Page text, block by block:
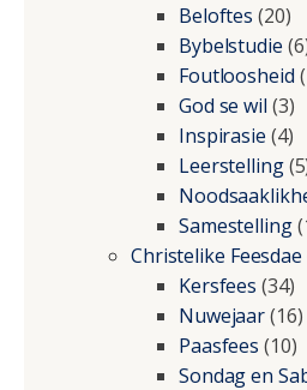
Beloftes (20)
Bybelstudie
Foutloosheid
God se wil (3)
Inspirasie (4)
Leerstelling
Samestelling
Christelike Feesdae
Kersfees (34)
Nuwejaar(16)
Paasfees (10)
Sondag en